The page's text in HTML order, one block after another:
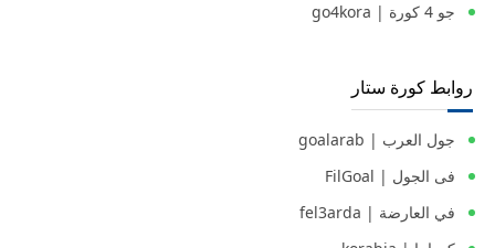
جو 4 كورة | go4kora
روابط كورة ستار
جول العرب | goalarab
فى الجول | FilGoal
في العارضة | fel3arda